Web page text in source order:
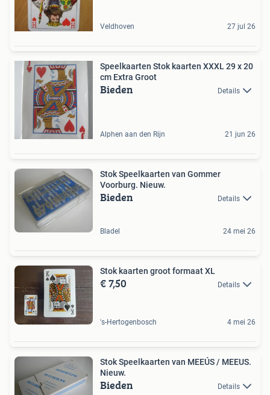
Veldhoven 27 jul 26
Speelkaarten Stok kaarten XXXL 29 x 20
cm Extra Groot
Bieden Details
Alphen aan den Rijn 21 jun 26
Stok Speelkaarten van Gommer
Voorburg. Nieuw.
Bieden Details
Bladel 24 mei 26
Stok kaarten groot formaat XL
€ 7,50 Details
's-Hertogenbosch 4 mei 26
Stok Speelkaarten van MEEÚS / MEEUS.
Nieuw.
Bieden Details